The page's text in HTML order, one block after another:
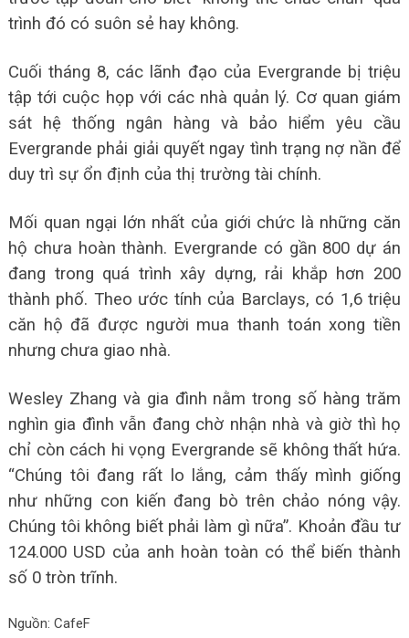
trình đó có suôn sẻ hay không.
Cuối tháng 8, các lãnh đạo của Evergrande bị triệu
tập tới cuộc họp với các nhà quản lý. Cơ quan giám
sát hệ thống ngân hàng và bảo hiểm yêu cầu
Evergrande phải giải quyết ngay tình trạng nợ nần để
duy trì sự ổn định của thị trường tài chính.
Mối quan ngại lớn nhất của giới chức là những căn
hộ chưa hoàn thành. Evergrande có gần 800 dự án
đang trong quá trình xây dựng, rải khắp hơn 200
thành phố. Theo ước tính của Barclays, có 1,6 triệu
căn hộ đã được người mua thanh toán xong tiền
nhưng chưa giao nhà.
Wesley Zhang và gia đình nằm trong số hàng trăm
nghìn gia đình vẫn đang chờ nhận nhà và giờ thì họ
chỉ còn cách hi vọng Evergrande sẽ không thất hứa.
“Chúng tôi đang rất lo lắng, cảm thấy mình giống
như những con kiến đang bò trên chảo nóng vậy.
Chúng tôi không biết phải làm gì nữa”. Khoản đầu tư
124.000 USD của anh hoàn toàn có thể biến thành
số 0 tròn trĩnh.
Nguồn: CafeF